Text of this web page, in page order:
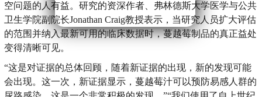
空问题的人有益。研究的资深作者、弗林德斯大学医学与公共
卫生学院副院长Jonathan Craig教授表示，当研究人员扩大评估
的范围并纳入最新可用的临床数据时，蔓越莓制品的真正益处
变得清晰可见。
“这是对证据的总体回顾，随着新证据的出现，新的发现可能
会出现。这一次，新证据显示，蔓越莓汁可以预防易感人群的